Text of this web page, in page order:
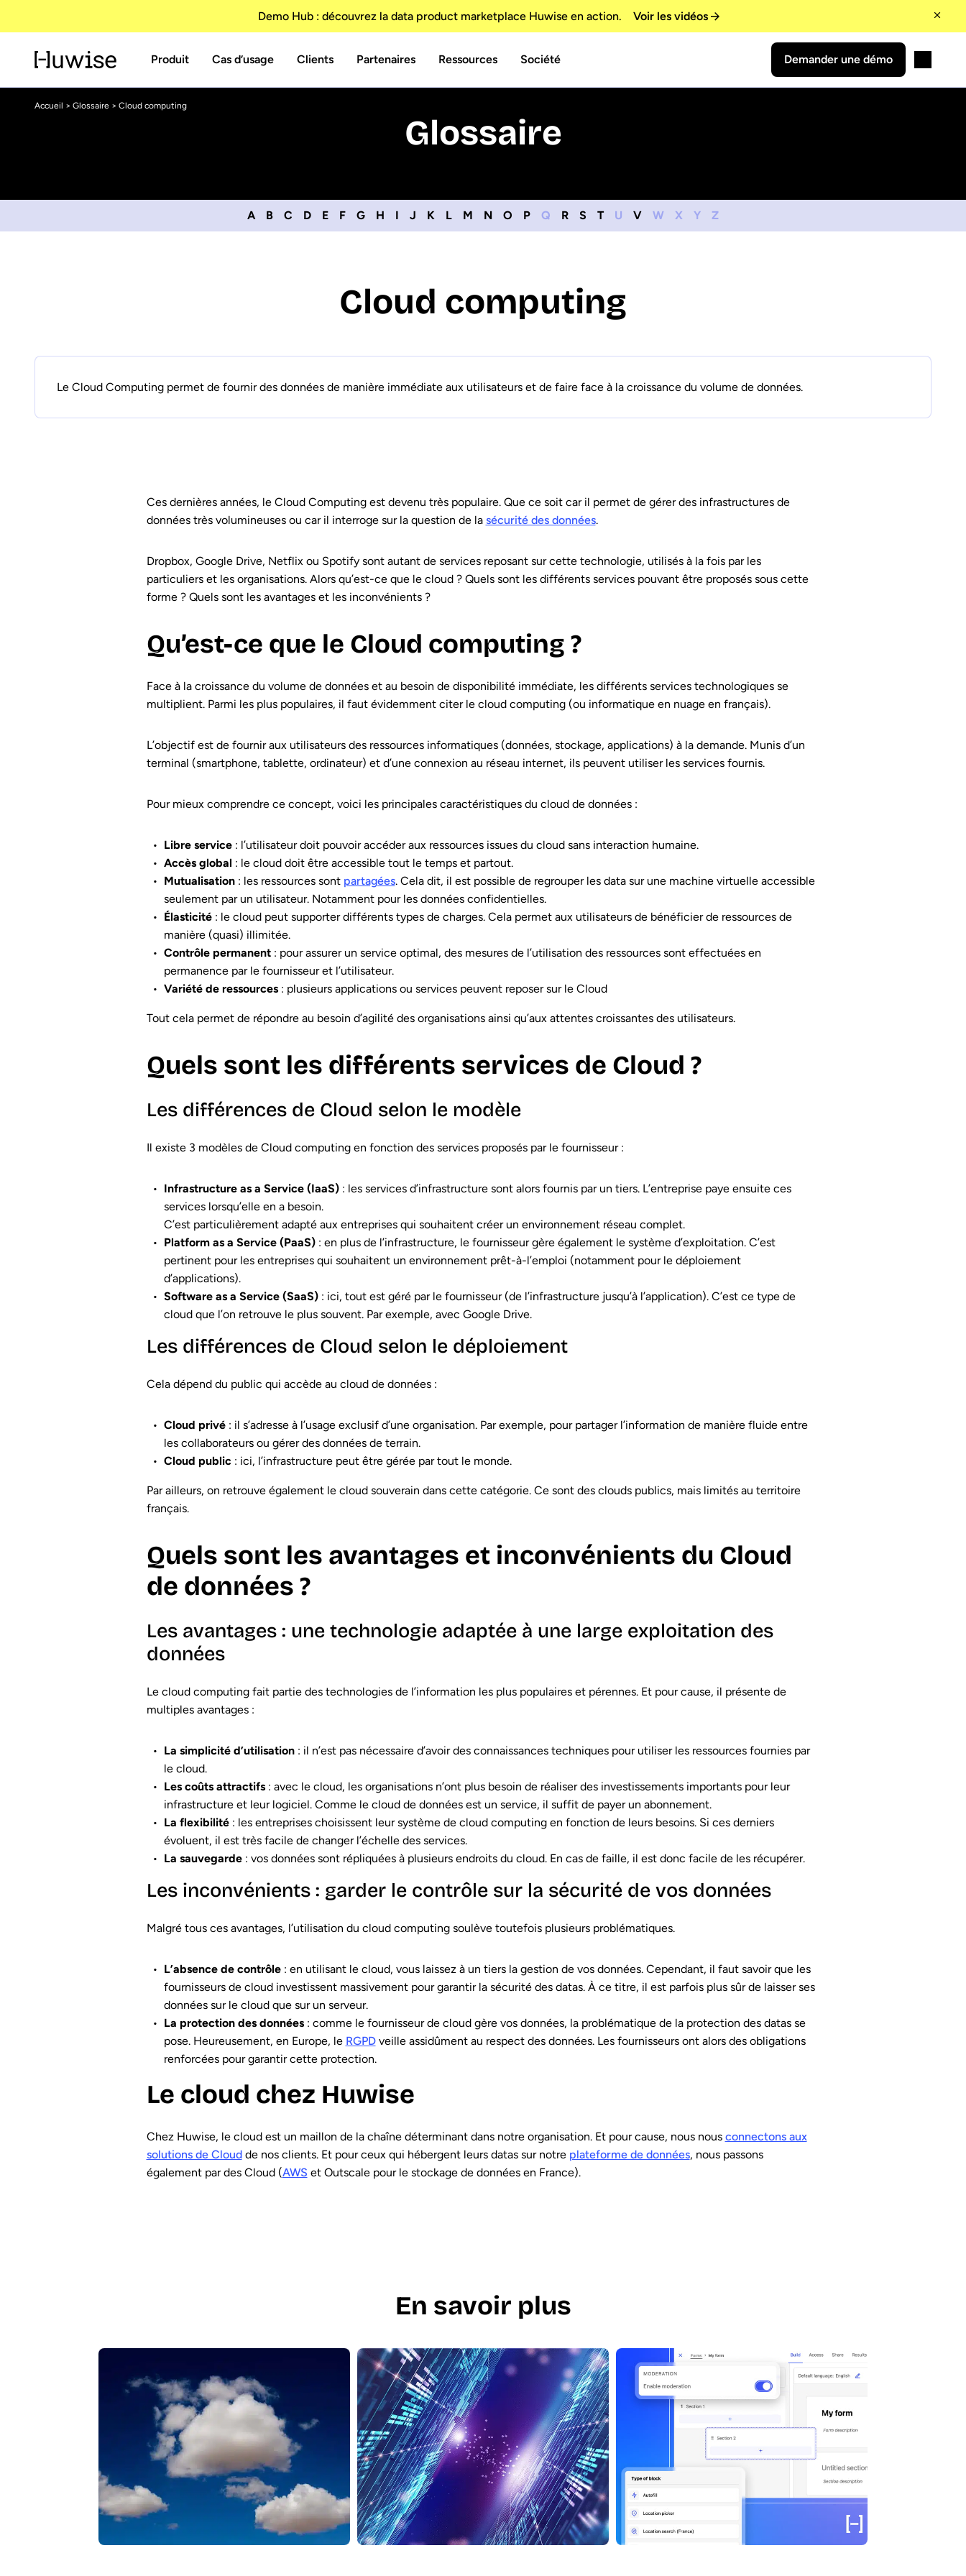
Demo Hub : découvrez la data product marketplace Huwise en action. Voir les vidéos
Produit Cas d’usage Clients Partenaires Ressources Société Demander une démo
Accueil > Glossaire > Cloud computing
Glossaire
A B C D E F G H I J K L M N O P Q R S T U V W X Y Z
Cloud computing
Le Cloud Computing permet de fournir des données de manière immédiate aux utilisateurs et de faire face à la croissance du volume de données.
Ces dernières années, le Cloud Computing est devenu très populaire. Que ce soit car il permet de gérer des infrastructures de
données très volumineuses ou car il interroge sur la question de la sécurité des données.
Dropbox, Google Drive, Netflix ou Spotify sont autant de services reposant sur cette technologie, utilisés à la fois par les
particuliers et les organisations. Alors qu’est-ce que le cloud ? Quels sont les différents services pouvant être proposés sous cette
forme ? Quels sont les avantages et les inconvénients ?
Qu’est-ce que le Cloud computing ?
Face à la croissance du volume de données et au besoin de disponibilité immédiate, les différents services technologiques se
multiplient. Parmi les plus populaires, il faut évidemment citer le cloud computing (ou informatique en nuage en français).
L’objectif est de fournir aux utilisateurs des ressources informatiques (données, stockage, applications) à la demande. Munis d’un
terminal (smartphone, tablette, ordinateur) et d’une connexion au réseau internet, ils peuvent utiliser les services fournis.
Pour mieux comprendre ce concept, voici les principales caractéristiques du cloud de données :
Libre service: l’utilisateur doit pouvoir accéder aux ressources issues du cloud sans interaction humaine.
Accès global : le cloud doit être accessible tout le temps et partout.
Mutualisation: les ressources sont partagées. Cela dit, il est possible de regrouper les data sur une machine virtuelle accessible
seulement par un utilisateur. Notamment pour les données confidentielles.
Élasticité: le cloud peut supporter différents types de charges. Cela permet aux utilisateurs de bénéficier de ressources de
manière (quasi) illimitée.
Contrôle permanent: pour assurer un service optimal, des mesures de l’utilisation des ressources sont effectuées en
permanence par le fournisseur et l’utilisateur.
Variété de ressources: plusieurs applications ou services peuvent reposer sur le Cloud
Tout cela permet de répondre au besoin d’agilité des organisations ainsi qu’aux attentes croissantes des utilisateurs.
Quels sont les différents services de Cloud ?
Les différences de Cloud selon le modèle
Il existe 3 modèles de Cloud computing en fonction des services proposés par le fournisseur :
Infrastructure as a Service (IaaS): les services d’infrastructure sont alors fournis par un tiers. L’entreprise paye ensuite ces
services lorsqu’elle en a besoin.
C’est particulièrement adapté aux entreprises qui souhaitent créer un environnement réseau complet.
Platform as a Service (PaaS): en plus de l’infrastructure, le fournisseur gère également le système d’exploitation. C’est
pertinent pour les entreprises qui souhaitent un environnement prêt-à-l’emploi (notamment pour le déploiement
d’applications).
Software as a Service (SaaS): ici, tout est géré par le fournisseur (de l’infrastructure jusqu’à l’application). C’est ce type de
cloud que l’on retrouve le plus souvent. Par exemple, avec Google Drive.
Les différences de Cloud selon le déploiement
Cela dépend du public qui accède au cloud de données :
Cloud privé: il s’adresse à l’usage exclusif d’une organisation. Par exemple, pour partager l’information de manière fluide entre
les collaborateurs ou gérer des données de terrain.
Cloud public: ici, l’infrastructure peut être gérée par tout le monde.
Par ailleurs, on retrouve également le cloud souverain dans cette catégorie. Ce sont des clouds publics, mais limités au territoire
français.
Quels sont les avantages et inconvénients du Cloud
de données ?
Les avantages : une technologie adaptée à une large exploitation des
données
Le cloud computing fait partie des technologies de l’information les plus populaires et pérennes. Et pour cause, il présente de
multiples avantages :
La simplicité d’utilisation: il n’est pas nécessaire d’avoir des connaissances techniques pour utiliser les ressources fournies par
le cloud.
Les coûts attractifs: avec le cloud, les organisations n’ont plus besoin de réaliser des investissements importants pour leur
infrastructure et leur logiciel. Comme le cloud de données est un service, il suffit de payer un abonnement.
La flexibilité: les entreprises choisissent leur système de cloud computing en fonction de leurs besoins. Si ces derniers
évoluent, il est très facile de changer l’échelle des services.
La sauvegarde: vos données sont répliquées à plusieurs endroits du cloud. En cas de faille, il est donc facile de les récupérer.
Les inconvénients : garder le contrôle sur la sécurité de vos données
Malgré tous ces avantages, l’utilisation du cloud computing soulève toutefois plusieurs problématiques.
L’absence de contrôle: en utilisant le cloud, vous laissez à un tiers la gestion de vos données. Cependant, il faut savoir que les
fournisseurs de cloud investissent massivement pour garantir la sécurité des datas. À ce titre, il est parfois plus sûr de laisser ses
données sur le cloud que sur un serveur.
La protection des données: comme le fournisseur de cloud gère vos données, la problématique de la protection des datas se
pose. Heureusement, en Europe, le RGPDveille assidûment au respect des données. Les fournisseurs ont alors des obligations
renforcées pour garantir cette protection.
Le cloud chez Huwise
Chez Huwise, le cloud est un maillon de la chaîne déterminant dans notre organisation. Et pour cause, nous nous connectons aux
solutions de Cloudde nos clients. Et pour ceux qui hébergent leurs datas sur notre plateforme de données, nous passons
également par des Cloud (AWS et Outscale pour le stockage de données en France).
En savoir plus